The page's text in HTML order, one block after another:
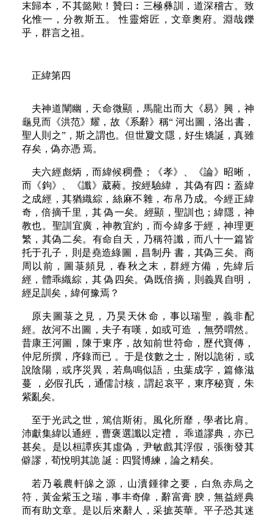
末歸本，不其懿歟！贊曰︰三極彝訓，道深稽古。致
化惟一，分教斯五。 性靈熔匠，文章奧府。淵哉鑠
乎，群言之祖。
正緯第四
夫神道闡幽，天命微顯，馬龍出而大《易》興，神
龜見而《洪范》耀，故《系辭》稱“ 河出圖，洛出書，
聖人則之”，斯之謂也。但世夐文隱，好生矯誕，真雖
存矣，偽亦憑 焉。
夫六經彪炳，而緯候稠疊；《孝》、《論》昭晰，
而《鉤》、《讖》葳蕤。按經驗緯， 其偽有四︰蓋緯
之成經，其猶織綜，絲麻不雜，布帛乃成。今經正緯
奇，倍摘千里，其 偽一矣。經顯，聖訓也；緯隱，神
教也。聖訓宜廣，神教宜約，而今緯多于經，神理更
繁，其偽二矣。有命自天，乃稱符讖，而八十一篇皆
托于孔子，則是堯造綠圖，昌制丹 書，其偽三矣。商
周以前，圖菉頻見，春秋之末，群經方備，先緯后
經，體乖織綜，其 偽四矣。偽既倍摘，則義異自明，
經足訓矣，緯何豫焉？
原夫圖菉之見，乃昊天休命，事以瑞聖，義非配
經。故河不出圖，夫子有嘆，如或可造 ，無勞喟然。
昔康王河圖，陳于東序，故知前世符命，歷代寶傳，
仲尼所撰，序錄而已 。于是伎數之士，附以詭術，或
說陰陽，或序災異，若鳥鳴似語，虫葉成字，篇條滋
蔓 ，必假孔氏，通儒討核，謂起哀平，東序秘寶，朱
紫亂矣。
至于光武之世，篤信斯術。風化所靡，學者比肩。
沛獻集緯以通經，曹褒選讖以定禮， 乖道謬典，亦已
甚矣。是以桓譚疾其虛偽，尹敏戲其浮假，張衡發其
僻謬，荀悅明其詭 誕：四賢博練，論之精矣。
若乃羲農軒皞之源，山瀆鍾律之要，白魚赤烏之
符，黃金紫玉之瑞，事丰奇偉，辭富膏 腴，無益經典
而有助文章。是以后來辭人，采摭英華。平子恐其迷